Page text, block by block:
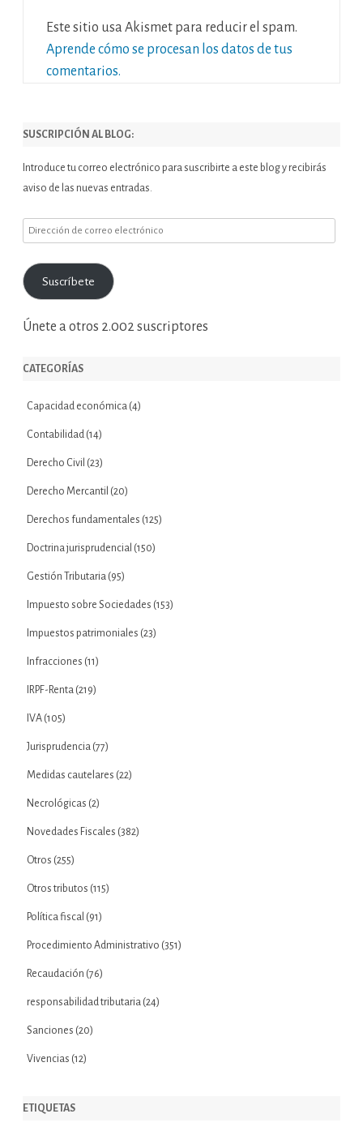
Este sitio usa Akismet para reducir el spam.
Aprende cómo se procesan los datos de tus
comentarios.
SUSCRIPCIÓN AL BLOG:
Introduce tu correo electrónico para suscribirte a este blog y recibirás
aviso de las nuevas entradas.
Dirección
correo
electrónico
Suscríbete
Únete a otros 2.002 suscriptores
CATEGORÍAS
Capacidad económica (4)
Contabilidad (14)
Derecho Civil (23)
Derecho Mercantil (20)
Derechos fundamentales (125)
Doctrina jurisprudencial (150)
Gestión Tributaria (95)
Impuesto sobre Sociedades (153)
Impuestos patrimoniales (23)
Infracciones (11)
IRPF-Renta (219)
IVA (105)
Jurisprudencia (77)
Medidas cautelares (22)
Necrológicas (2)
Novedades Fiscales (382)
Otros (255)
Otros tributos (115)
Política fiscal (91)
Procedimiento Administrativo (351)
Recaudación (76)
responsabilidad tributaria (24)
Sanciones (20)
Vivencias (12)
ETIQUETAS